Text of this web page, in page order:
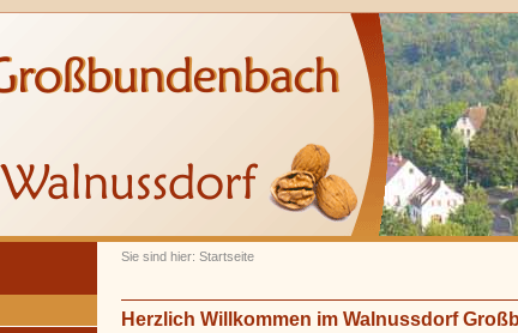
Sie sind hier: Startseite
Herzlich Willkommen im Walnussdorf